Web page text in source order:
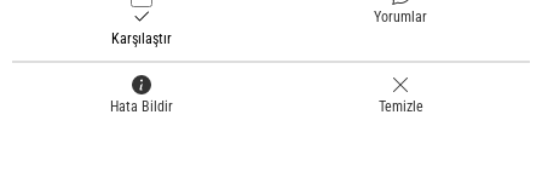
Karşılaştır
Yorumlar
Hata Bildir Temizle